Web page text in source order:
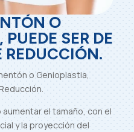
O
SER DE
REDUCCIÓN.
o Genioplastia,
el tamaño, con el
y la proyección del